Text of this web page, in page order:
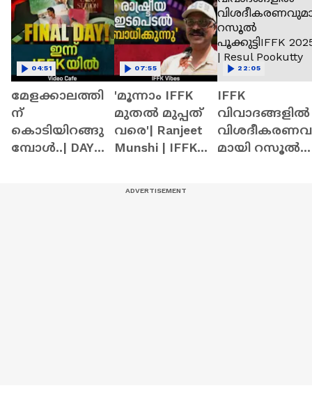
മേളക്കാലത്തി
ന്
കൊടിയിറങ്ങു
മ്പോൾ..| DAY
04:51
'മൂന്നാം IFFK
മുതൽ മുപ്പത്
വരെ'| Ranjeet
Munshi | IFFK
07:55
IFFK
വിവാദങ്ങളിൽ
മായി റസൂൽ
22:05